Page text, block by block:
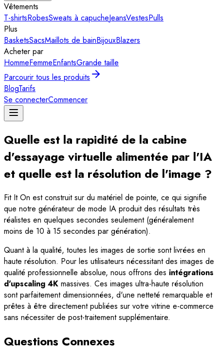
Vêtements
T-shirtsRobesSweats à capucheJeansVestesPulls
Plus
BasketsSacsMaillots de bainBijouxBlazers
Acheter par
HommeFemmeEnfantsGrande taille
Parcourir tous les produits
BlogTarifs
Se connecterCommencer
Quelle est la rapidité de la cabine
d'essayage virtuelle alimentée par l'IA
et quelle est la résolution de l'image ?
Fit It On est construit sur du matériel de pointe, ce qui signifie
que notre générateur de mode IA produit des résultats très
réalistes en quelques secondes seulement (généralement
moins de 10 à 15 secondes par génération).
Quant à la qualité, toutes les images de sortie sont livrées en
haute résolution. Pour les utilisateurs nécessitant des images de
qualité professionnelle absolue, nous offrons des intégrations
d'upscaling 4K massives. Ces images ultra-haute résolution
sont parfaitement dimensionnées, d'une netteté remarquable et
prêtes à être directement publiées sur votre vitrine e-commerce
sans nécessiter de post-traitement supplémentaire.
Questions Connexes